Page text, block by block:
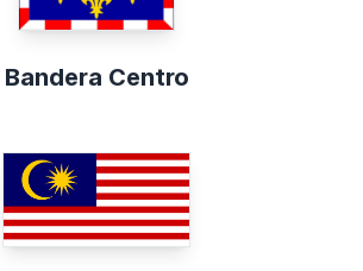
Bandera Centro